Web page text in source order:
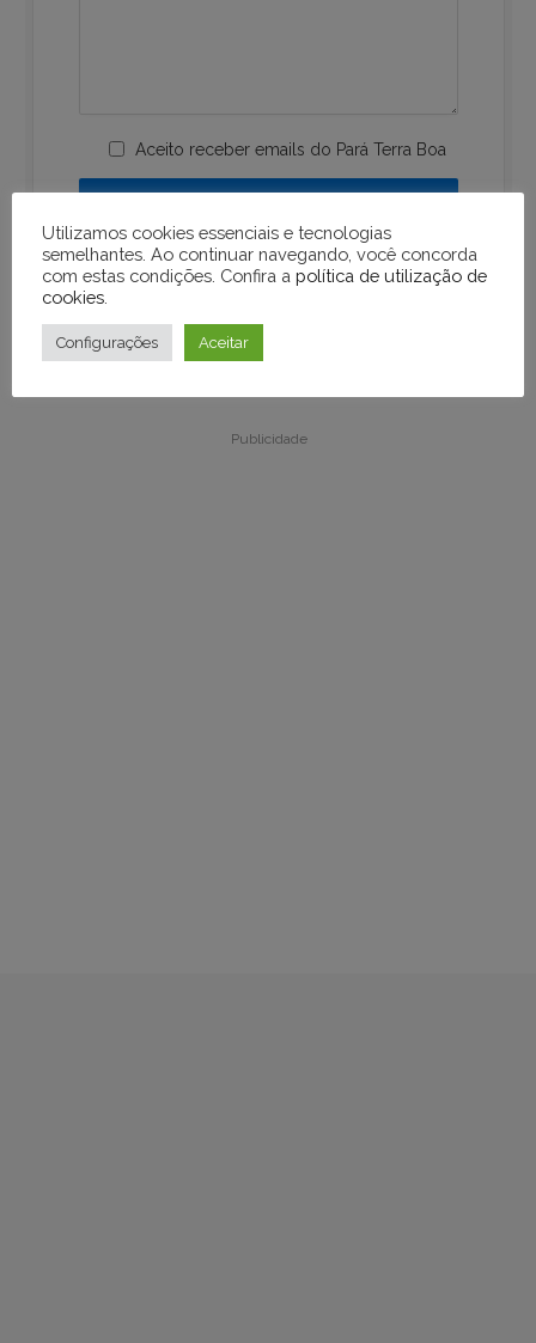
Aceito receber emails do Pará Terra Boa
Publicidade
Publicidade
Utilizamos cookies essenciais e tecnologias
semelhantes. Ao continuar navegando, você concorda
com estas condições. Confira a política de utilização de
cookies
Configurações Aceitar